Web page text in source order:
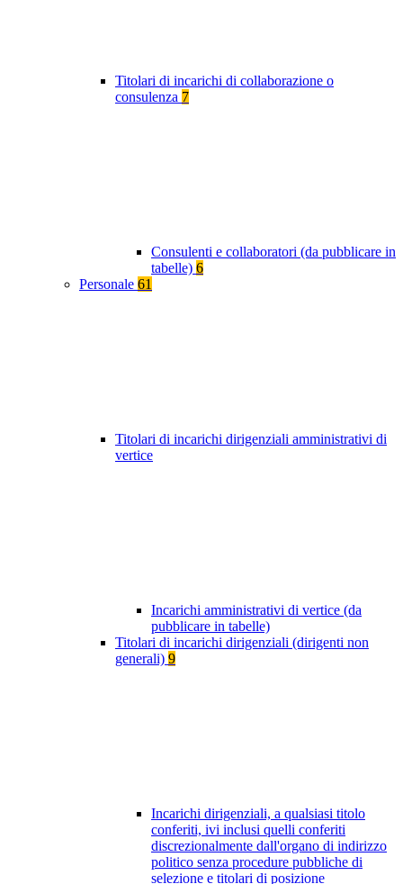
Titolari di incarichi di collaborazione o
consulenza 7
Consulenti e collaboratori (da pubblicare in
tabelle) 6
Personale 61
Titolari di incarichi dirigenziali amministrativi di
vertice
Incarichi amministrativi di vertice (da
pubblicare in tabelle)
Titolari di incarichi dirigenziali (dirigenti non
generali) 9
Incarichi dirigenziali, a qualsiasi titolo
conferiti, ivi inclusi quelli conferiti
discrezionalmente dall'organo di indirizzo
politico senza procedure pubbliche di
selezione e titolari di posizione